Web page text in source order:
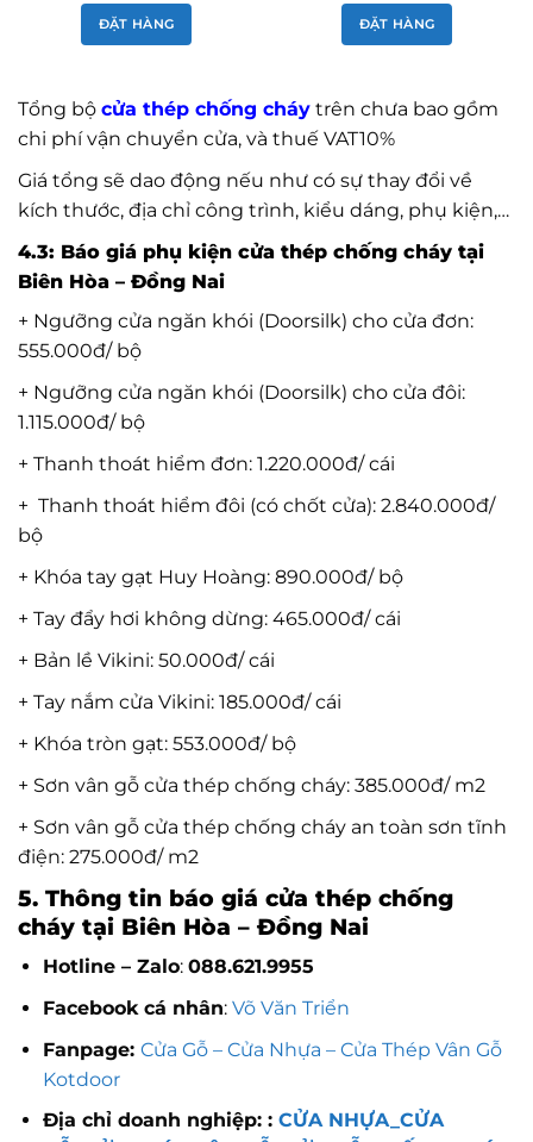
ĐẶT HÀNG ĐẶT HÀNG
Tổng bộ cửa thép chống cháy trên chưa bao gồm
chi phí vận chuyển cửa, và thuế VAT10%
Giá tổng sẽ dao động nếu như có sự thay đổi về
kích thước, địa chỉ công trình, kiểu dáng, phụ kiện,…
4.3: Báo giá phụ kiện cửa thép chống cháy tại
Biên Hòa – Đồng Nai
+ Ngưỡng cửa ngăn khói (Doorsilk) cho cửa đơn:
555.000đ/ bộ
+ Ngưỡng cửa ngăn khói (Doorsilk) cho cửa đôi:
1.115.000đ/ bộ
+ Thanh thoát hiểm đơn: 1.220.000đ/ cái
+ Thanh thoát hiểm đôi (có chốt cửa): 2.840.000đ/
bộ
+ Khóa tay gạt Huy Hoàng: 890.000đ/ bộ
+ Tay đẩy hơi không dừng: 465.000đ/ cái
+ Bản lề Vikini: 50.000đ/ cái
+ Tay nắm cửa Vikini: 185.000đ/ cái
+ Khóa tròn gạt: 553.000đ/ bộ
+ Sơn vân gỗ cửa thép chống cháy: 385.000đ/ m2
+ Sơn vân gỗ cửa thép chống cháy an toàn sơn tĩnh
điện: 275.000đ/ m2
5. Thông tin báo giá cửa thép chống
cháy tại Biên Hòa – Đồng Nai
Hotline – Zalo: 088.621.9955
Facebook cá nhân: Võ Văn Triển
Fanpage: Cửa Gỗ – Cửa Nhựa – Cửa Thép Vân Gỗ
Kotdoor
Địa chỉ doanh nghiệp: : CỬA NHỰA_CỬA